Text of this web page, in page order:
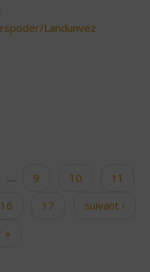
Landunvez
… 9 10
11
16 17
suivant ›
»